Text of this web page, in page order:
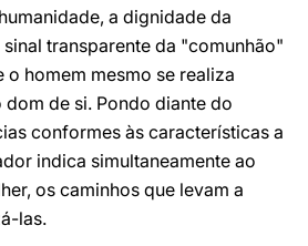
a dignidade da
transparente da "comunhão"
o homem mesmo se realiza
de si. Pondo diante do
conformes às características a
indica simultaneamente ao
os caminhos que levam a
las.